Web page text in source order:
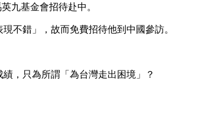
九基金會招待赴中。
不錯」，故而免費招待他到中國參訪。
，只為所謂「為台灣走出困境」？